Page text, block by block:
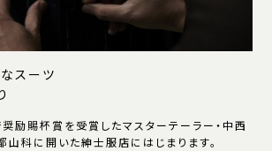
スーツ
励賜杯賞を受賞したマスターテーラー・中西
科に開いた紳士服店にはじまります。